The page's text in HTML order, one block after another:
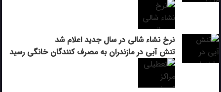
نرخ نشاء شالی در سال جدید اعلام شد
تنش آبی در مازندران به مصرف كنندگان خانگی رسيد